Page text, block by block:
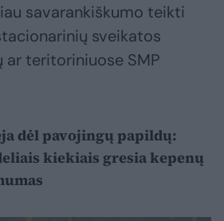
savarankiškumo teikti
sveikatos
ar teritoriniuose SMP
dėl pavojingų papildų:
kiekiais gresia kepenų